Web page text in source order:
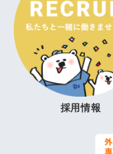
採用情報